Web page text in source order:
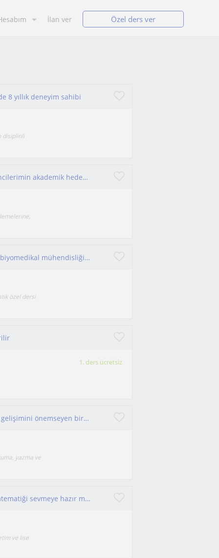
İlan ver Özel ders ver
8 yıllık deneyim sahibi
disiplinli
İngilizce öğretmeni ve eğitim koçu olarak, öğrencilerimin akademik hedeflerine ulaşmalarını destekliyorum.
Merhabalar İzmir Katip Çelebi Üniversitesinde biyomedikal mühendisliği okuyorum 3. sınıfım matematik özel ders veriyorum.
özel dersi
1. ders ücretsiz
Kendimi sabırlı, iletişime açık ve öğrencilerinin gelişimini önemseyen bir Fransızca öğretmeni olarak tanımlarım.
yazma ve
Bir ODTÜ Matematik mezunu rehberliğinde matematiği sevmeye hazır mısınız?
ve lise